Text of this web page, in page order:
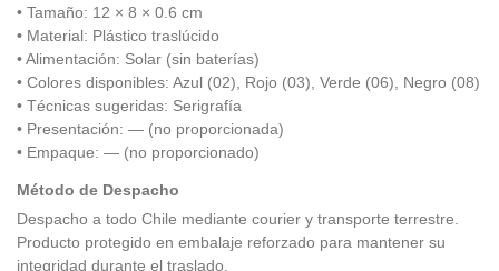
• Tamaño: 12 × 8 × 0.6 cm
• Material: Plástico traslúcido
• Alimentación: Solar (sin baterías)
• Colores disponibles: Azul (02), Rojo (03), Verde (06), Negro (08)
• Técnicas sugeridas: Serigrafía
• Presentación: — (no proporcionada)
• Empaque: — (no proporcionado)
Método de Despacho
Despacho a todo Chile mediante courier y transporte terrestre.
Producto protegido en embalaje reforzado para mantener su
integridad durante el traslado.